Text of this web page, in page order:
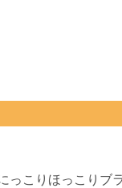
こりほっこりブ